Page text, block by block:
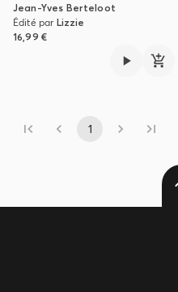
Jean-Yves Berteloot
Édité par Lizzie
16,99 €
1